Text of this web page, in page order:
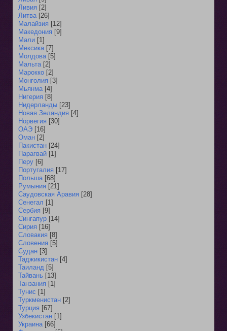
Ливия [2]
Литва [26]
Малайзия [12]
Македония [9]
Мали [1]
Мексика [7]
Молдова [5]
Мальта [2]
Марокко [2]
Монголия [3]
Мьянма [4]
Нигерия [8]
Нидерланды [23]
Новая Зеландия [4]
Норвегия [30]
ОАЭ [16]
Оман [2]
Пакистан [24]
Парагвай [1]
Перу [6]
Португалия [17]
Польша [68]
Румыния [21]
Саудовская Аравия [28]
Сенегал [1]
Сербия [9]
Сингапур [14]
Сирия [16]
Словакия [8]
Словения [5]
Судан [3]
Таджикистан [4]
Таиланд [5]
Тайвань [13]
Танзания [1]
Тунис [1]
Туркменистан [2]
Турция [67]
Узбекистан [1]
Украина [66]